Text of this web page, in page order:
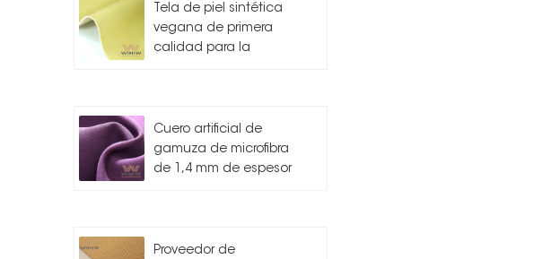
Tela de piel sintética
vegana de primera
calidad para la
Cuero artificial de
gamuza de microfibra
de 1,4 mm de espesor
Proveedor de